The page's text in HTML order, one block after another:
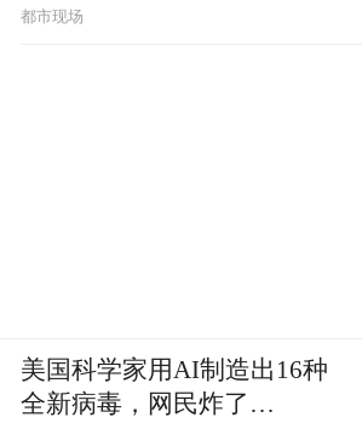
都市现场
美国科学家用AI制造出16种
全新病毒，网民炸了…